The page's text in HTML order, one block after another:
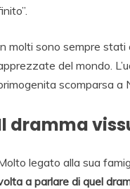
molti sono sempre stati
del mondo.
scomparsa a
dramma
legato alla sua
a parlare di quel